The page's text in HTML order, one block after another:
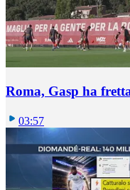
Roma, Gasp ha
03:57